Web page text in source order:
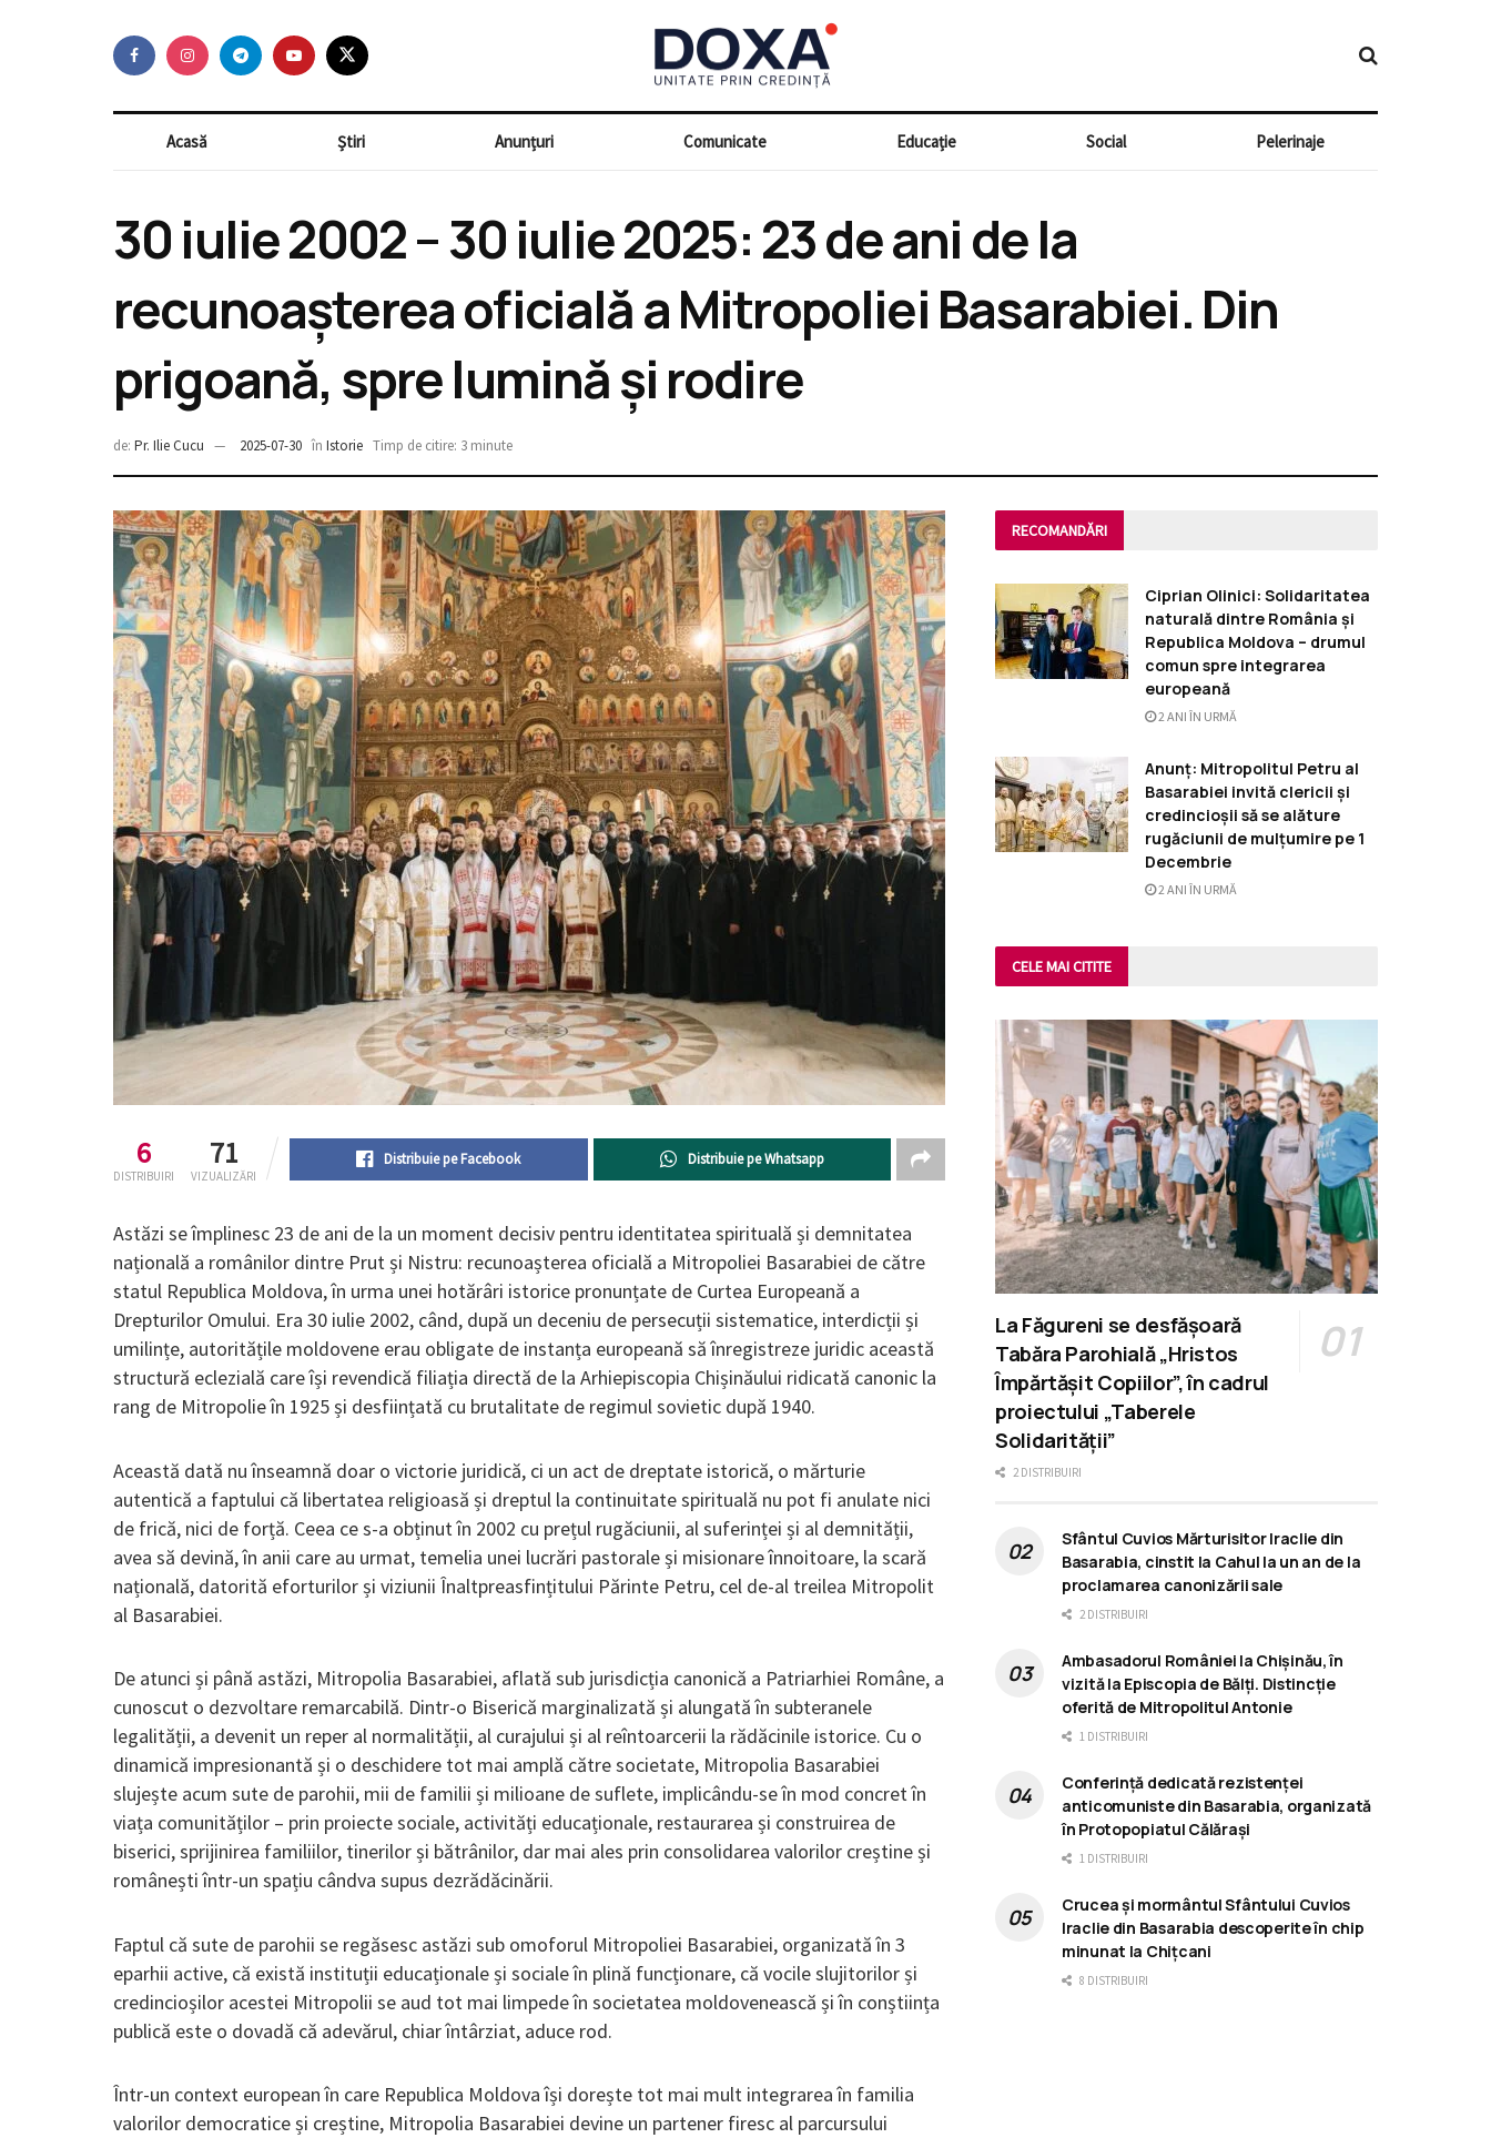
Acasă Știri Anunțuri Comunicate Educație Social Pelerinaje
30 iulie 2002 – 30 iulie 2025: 23 de ani de la
recunoașterea oficială a Mitropoliei Basarabiei. Din
prigoană, spre lumină și rodire
de: Pr. Ilie Cucu 2025-07-30 în Istorie Timp de citire: 3 minute
6
DISTRIBUIRI
71
VIZUALIZĂRI
Distribuie pe Facebook Distribuie pe Whatsapp
Astăzi se împlinesc 23 de ani de la un moment decisiv pentru identitatea spirituală și demnitatea
națională a românilor dintre Prut și Nistru: recunoașterea oficială a Mitropoliei Basarabiei de către
statul Republica Moldova, în urma unei hotărâri istorice pronunțate de Curtea Europeană a
Drepturilor Omului. Era 30 iulie 2002, când, după un deceniu de persecuții sistematice, interdicții și
umilințe, autoritățile moldovene erau obligate de instanța europeană să înregistreze juridic această
structură eclezială care își revendică filiația directă de la Arhiepiscopia Chișinăului ridicată canonic la
rang de Mitropolie în 1925 și desființată cu brutalitate de regimul sovietic după 1940.
Această dată nu înseamnă doar o victorie juridică, ci un act de dreptate istorică, o mărturie
autentică a faptului că libertatea religioasă și dreptul la continuitate spirituală nu pot fi anulate nici
de frică, nici de forță. Ceea ce s-a obținut în 2002 cu prețul rugăciunii, al suferinței și al demnității,
avea să devină, în anii care au urmat, temelia unei lucrări pastorale și misionare înnoitoare, la scară
națională, datorită eforturilor și viziunii Înaltpreasfințitului Părinte Petru, cel de-al treilea Mitropolit
al Basarabiei.
De atunci și până astăzi, Mitropolia Basarabiei, aflată sub jurisdicția canonică a Patriarhiei Române, a
cunoscut o dezvoltare remarcabilă. Dintr-o Biserică marginalizată și alungată în subteranele
legalității, a devenit un reper al normalității, al curajului și al reîntoarcerii la rădăcinile istorice. Cu o
dinamică impresionantă și o deschidere tot mai amplă către societate, Mitropolia Basarabiei
slujește acum sute de parohii, mii de familii și milioane de suflete, implicându-se în mod concret în
viața comunităților – prin proiecte sociale, activități educaționale, restaurarea și construirea de
biserici, sprijinirea familiilor, tinerilor și bătrânilor, dar mai ales prin consolidarea valorilor creștine și
românești într-un spațiu cândva supus dezrădăcinării.
Faptul că sute de parohii se regăsesc astăzi sub omoforul Mitropoliei Basarabiei, organizată în 3
eparhii active, că există instituții educaționale și sociale în plină funcționare, că vocile slujitorilor și
credincioșilor acestei Mitropolii se aud tot mai limpede în societatea moldovenească și în conștiința
publică este o dovadă că adevărul, chiar întârziat, aduce rod.
Într-un context european în care Republica Moldova își dorește tot mai mult integrarea în familia
valorilor democratice și creștine, Mitropolia Basarabiei devine un partener firesc al parcursului
RECOMANDĂRI
Ciprian Olinici: Solidaritatea
naturală dintre România și
Republica Moldova – drumul
comun spre integrarea
europeană
2 ANI ÎN URMĂ
Anunț: Mitropolitul Petru al
Basarabiei invită clericii și
credincioșii să se alăture
rugăciunii de mulțumire pe 1
Decembrie
2 ANI ÎN URMĂ
CELE MAI CITITE
La Făgureni se desfășoară
Tabăra Parohială „Hristos
Împărtășit Copiilor”, în cadrul
proiectului „Taberele
Solidarității”
2 DISTRIBUIRI
Sfântul Cuvios Mărturisitor Iraclie din
Basarabia, cinstit la Cahul la un an de la
proclamarea canonizării sale
2 DISTRIBUIRI
Ambasadorul României la Chișinău, în
vizită la Episcopia de Bălți. Distincție
oferită de Mitropolitul Antonie
1 DISTRIBUIRI
Conferință dedicată rezistenței
anticomuniste din Basarabia, organizată
în Protopopiatul Călărași
1 DISTRIBUIRI
Crucea și mormântul Sfântului Cuvios
Iraclie din Basarabia descoperite în chip
minunat la Chițcani
8 DISTRIBUIRI